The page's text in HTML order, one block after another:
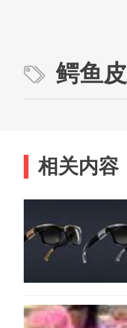
鳄鱼皮
相关内容